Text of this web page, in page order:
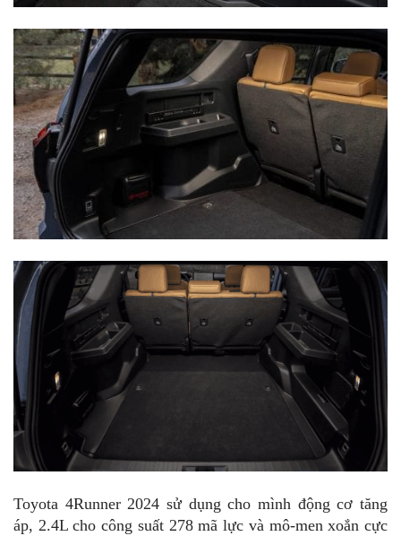
Toyota 4Runner 2024 sử dụng cho mình động cơ tăng
áp, 2.4L cho công suất 278 mã lực và mô-men xoắn cực